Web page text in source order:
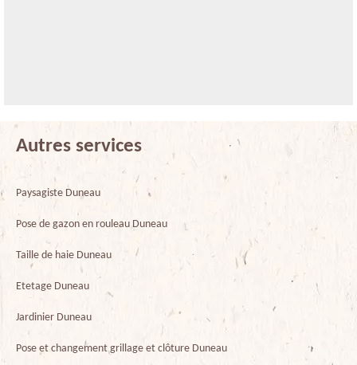
Autres services
Paysagiste Duneau
Pose de gazon en rouleau Duneau
Taille de haie Duneau
Etetage Duneau
Jardinier Duneau
Pose et changement grillage et clôture Duneau